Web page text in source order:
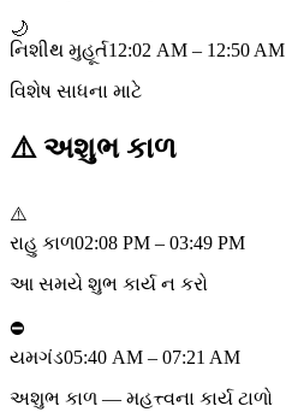
🌙
નિશીથ મુહૂર્ત12:02 AM – 12:50 AM
વિશેષ સાધના માટે
⚠️ અશુભ કાળ
⚠️
રાહુ કાળ02:08 PM – 03:49 PM
આ સમયે શુભ કાર્ય ન કરો
⛔
યમગંડ05:40 AM – 07:21 AM
અશુભ કાળ — મહત્ત્વના કાર્ય ટાળો